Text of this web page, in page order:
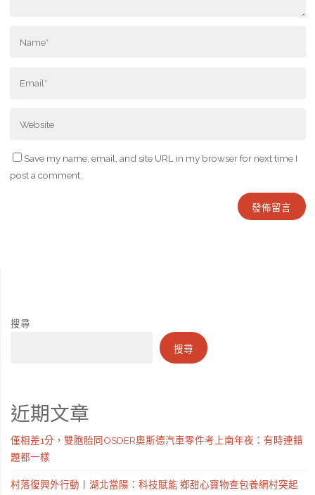
Save my name, email, and site URL in my browser for next time I
post a comment.
搜尋
搜尋
近期文章
僅相差1分，雙胞胎同OSDER奧斯德汽車零件考上南年夜：有時連錯
題都一樣
村落復興外行動丨湖北當陽：科技賦能 鄉甜心寶物查包養網村突起